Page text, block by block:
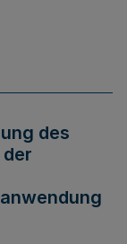
des